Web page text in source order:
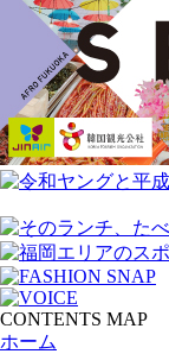
CONTENTS MAP
ホーム